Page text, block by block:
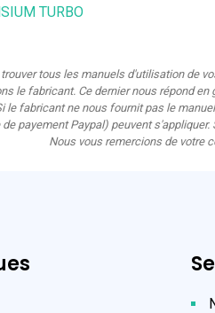
TURBO
tous les manuels d'utilisation de
le fabricant. Ce dernier nous répond
le fabricant ne nous fournit pas le
payement Paypal) peuvent
Nous vous remercions de votre